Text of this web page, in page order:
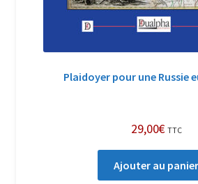
Plaidoyer pour une Russie
29,00€ TTC
Ajouter au panier